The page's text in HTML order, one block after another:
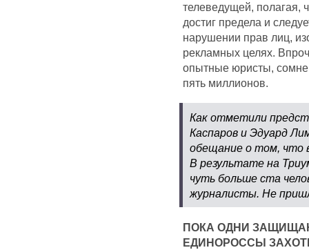
телеведущей, полагая,
достиг предела и
нарушении прав лиц,
рекламных целях.
опытные юристы,
пять миллионов.
Как отметили
Каспаров и Эдуард
обещание о том, что
В результате на
чуть больше ста
журналисты. Не
ПОКА ОДНИ
ЕДИНОРОССЫ